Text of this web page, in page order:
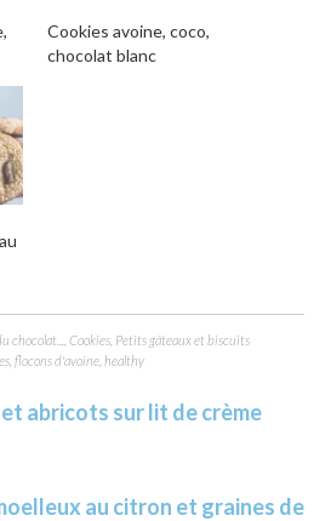
Cookies avoine, coco,
chocolat blanc
chocolat... ,Cookies Petits gâteaux et biscuits
,flocons d'avoine ,healthy
abricots sur lit de crème
au citron et graines de